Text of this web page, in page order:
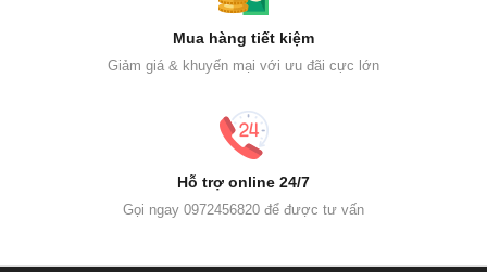
Mua hàng tiết kiệm
Giảm giá & khuyến mại với ưu đãi cực lớn
Hỗ trợ online 24/7
Gọi ngay 0972456820 để được tư vấn